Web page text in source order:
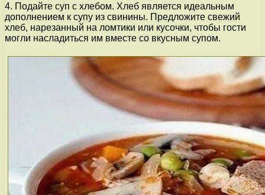
4. Подайте суп с хлебом. Хлеб является идеальным
дополнением к супу из свинины. Предложите свежий
хлеб, нарезанный на ломтики или кусочки, чтобы гости
могли насладиться им вместе со вкусным супом.